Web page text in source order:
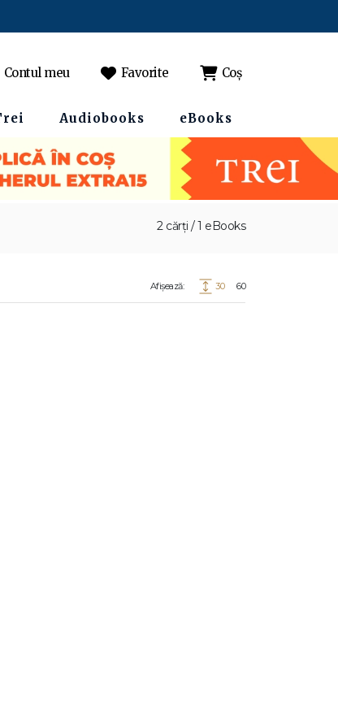
Contul meu Favorite Coș
Audiobooks eBooks
2 cărți / 1 eBooks
Afișează: 30 60